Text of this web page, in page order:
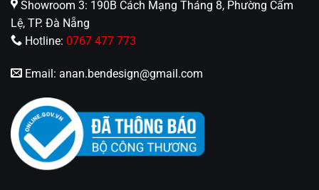
Showroom 3: 190B Cách Mạng Tháng 8, Phường Cẩm
Lệ, TP. Đà Nẵng
Hotline: 0767 477 773
Email: anan.bendesign@gmail.com